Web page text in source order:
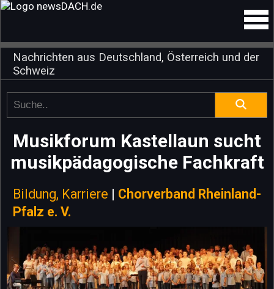
Nachrichten aus Deutschland, Österreich und der
Schweiz
Musikforum Kastellaun sucht
musikpädagogische Fachkraft
Bildung, Karriere | Chorverband Rheinland-
Pfalz e. V.